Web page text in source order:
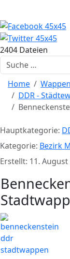
2404 Dateien
Suchen
Home Wappen
DDR -
Hauptkategorie:
Kategorie: Bezirk
Erstellt: 11. August